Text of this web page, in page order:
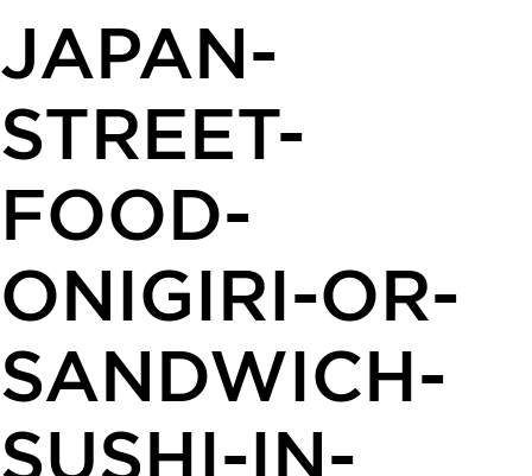
JAPAN-
STREET-
FOOD-
ONIGIRI-OR-
SANDWICH-
SUSHI-IN-